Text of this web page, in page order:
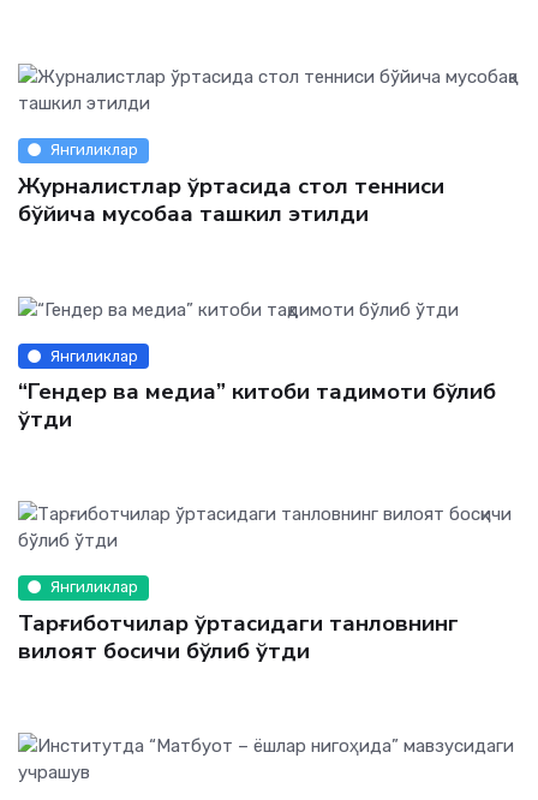
Янгиликлар
Журналистлар ўртасида стол тенниси
бўйича мусобақа ташкил этилди
Янгиликлар
“Гендер ва медиа” китоби тақдимоти бўлиб
ўтди
Янгиликлар
Тарғиботчилар ўртасидаги танловнинг
вилоят босқичи бўлиб ўтди